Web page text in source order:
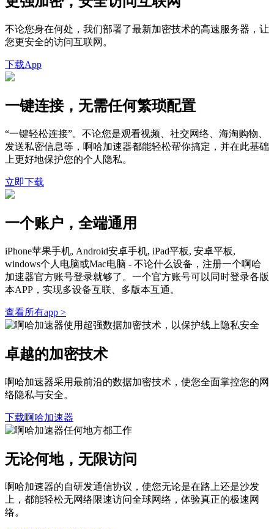
不论您身在何处，我们部署了最新加密技术的高速服务器，让
您更安全的访问互联网。
下载App
一键连接，无需任何繁琐配置
“一键轻松连接”。不论您是观看视频、社交网络、海淘购物、
发送私密信息等，啊哈加速器都能轻松帮你搞定，并在此基础
上更好地保护您的个人隐私。
立即下载
一个账户，全端通用
iPhone苹果手机, Android安卓手机, iPad平板, 安卓平板,
windows个人电脑或Mac电脑 - 不论什么设备，注册一个啊哈
加速器官方账号登录就够了。一个官方账号可以同时登录各版
本APP，实现多设备互联、多版本互通。
查看所有app >
卓越的加密技术
啊哈加速器采用最前沿的数据加密技术，使您全面掌控您的网
络隐私与安全。
下载啊哈加速器
无论何地，无限访问
啊哈加速器的自研发通信协议，使您无论是在路上还是沙发
上，都能轻松无网络限速访问全球网络，体验真正的极速网
络。